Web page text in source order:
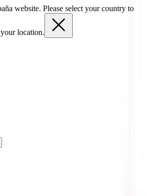
website. Please select your country to
location.